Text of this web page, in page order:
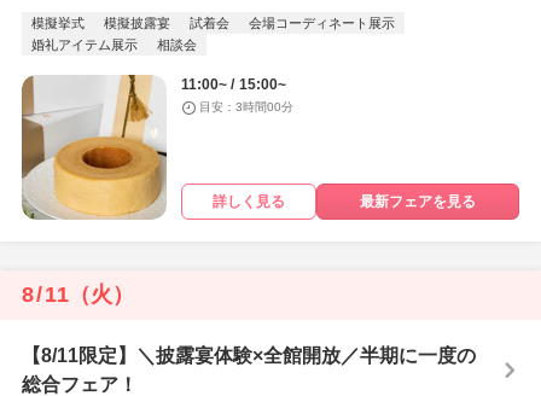
模擬挙式 模擬披露宴 試着会
会場コーディネート展示
婚礼アイテム展示
相談会
11:00~ 15:00~
目安：3時間00分
詳しく見る 最新フェアを見る
8/11 （火）
【8/11限定】＼披露宴体験×全館開放／半期に一度の
総合フェア！